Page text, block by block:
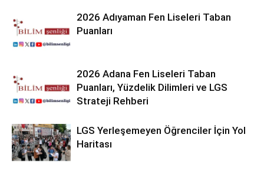
2026 Adıyaman Fen Liseleri Taban
Puanları
2026 Adana Fen Liseleri Taban
Puanları, Yüzdelik Dilimleri ve LGS
Strateji Rehberi
LGS Yerleşemeyen Öğrenciler İçin Yol
Haritası